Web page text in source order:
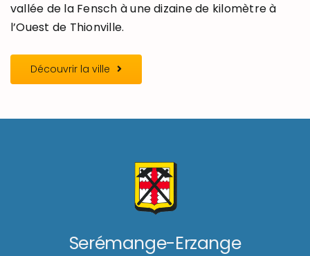
vallée de la Fensch à une dizaine de kilomètre à
l’Ouest de Thionville.
Découvrir la ville
Serémange-Erzange